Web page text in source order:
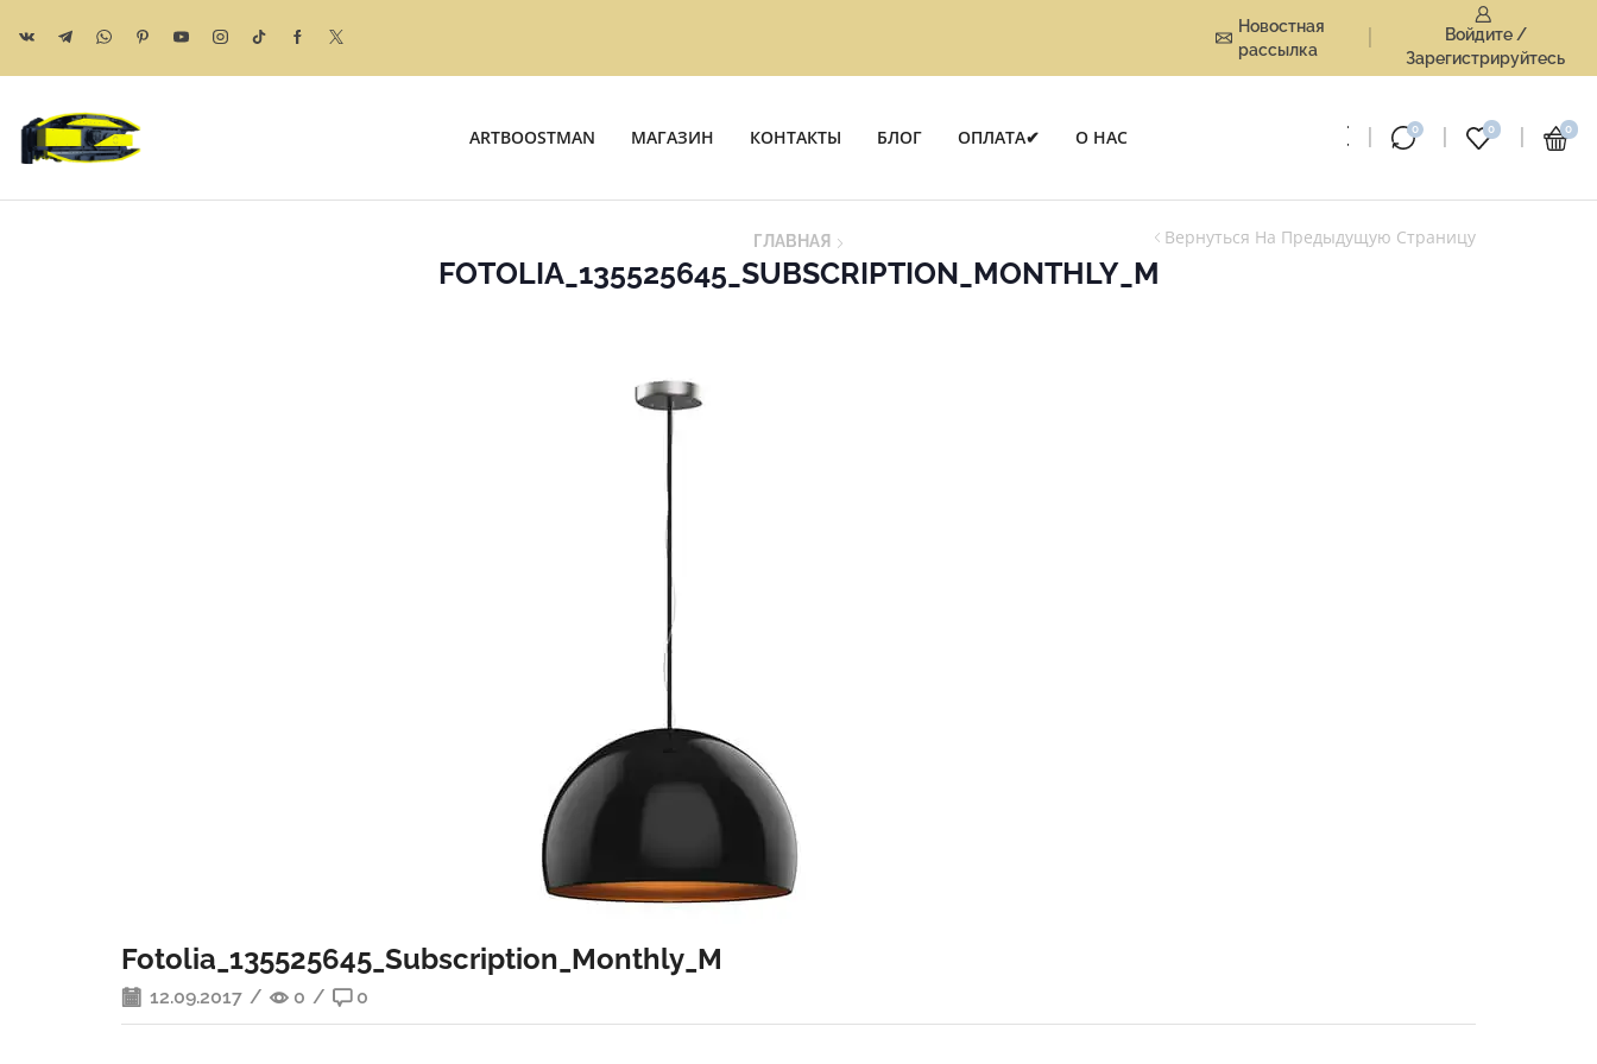
Новостная
рассылка
Войдите /
Зарегистрируйтесь
ARTBOOSTMAN МАГАЗИН КОНТАКТЫ БЛОГ ОПЛАТА✔ О НАС 0 0 0
Вернуться На Предыдущую Страницу
ГЛАВНАЯ
FOTOLIA_135525645_SUBSCRIPTION_MONTHLY_M
Fotolia_135525645_Subscription_Monthly_M
12.09.2017 / 0 / 0